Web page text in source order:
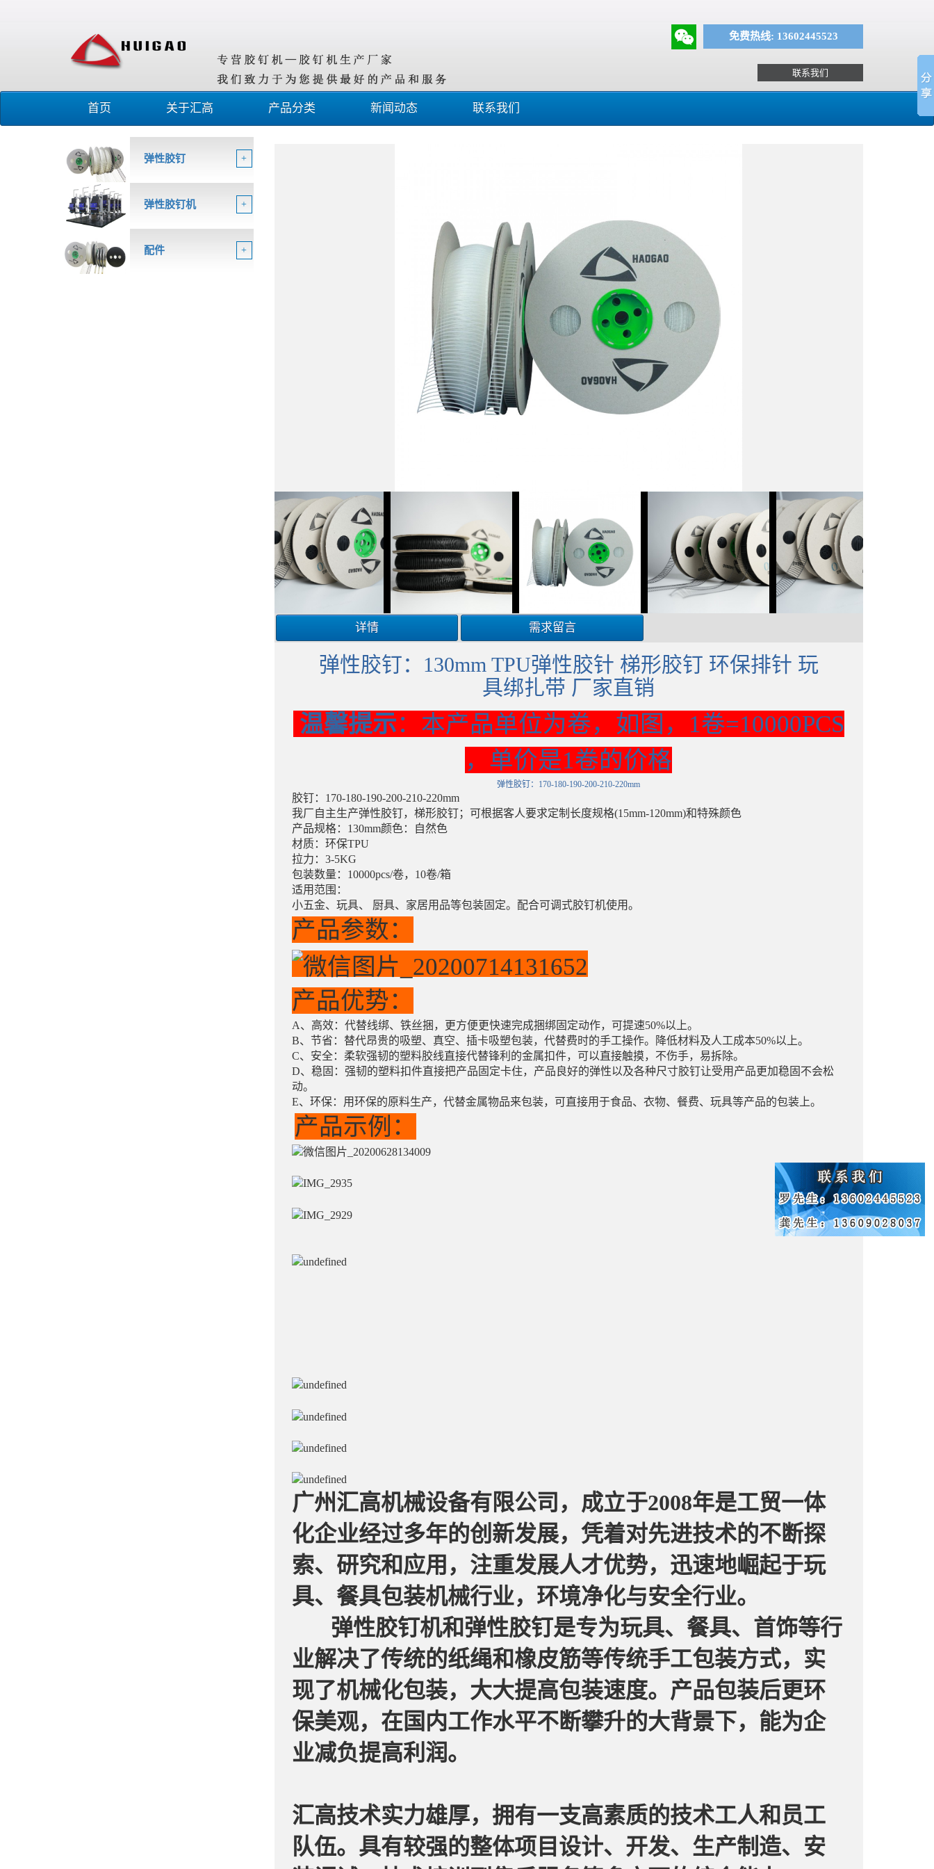
免费热线: 13602445523
联系我们
首页 关于汇高 产品分类 新闻动态 联系我们
弹性胶钉 +
弹性胶钉机 +
配件 +
详情 需求留言
弹性胶钉：130mm TPU弹性胶针 梯形胶钉 环保排针 玩
具绑扎带 厂家直销
温馨提示：本产品单位为卷，如图，1卷=10000PCS
，单价是1卷的价格
弹性胶钉：170-180-190-200-210-220mm
胶钉： 170-180-190-200-210-220mm
我厂自主生产弹性胶钉，梯形胶钉；可根据客人要求定制长度规格(15mm-120mm)和特殊颜色
产品规格：130mm颜色：自然色
材质：环保TPU
拉力： 3-5KG
包装数量： 10000pcs/卷， 10卷/箱
适用范围：
小五金、玩具、
厨具、家居用品等包装固定。配合可调式胶钉机使用。
产品参数：
产品优势：
A、高效：代替线绑、铁丝捆，更方便更快速完成捆绑固定动作，可提速50%以上。
B、节省：替代昂贵的吸塑、真空、插卡吸塑包装，代替费时的手工操作。降低材料及人工成本50%以上。
C、安全：柔软强韧的塑料胶线直接代替锋利的金属扣件，可以直接触摸，不伤手，易拆除。
D、稳固：强韧的塑料扣件直接把产品固定卡住，产品良好的弹性以及各种尺寸胶钉让受用产品更加稳固不会松
动。
E、环保：用环保的原料生产，代替金属物品来包装，可直接用于食品、衣物、餐费、玩具等产品的包装上。
产品示例：
广州汇高机械设备有限公司，成立于2008年是工贸一体
化企业经过多年的创新发展，凭着对先进技术的不断探
索、研究和应用，注重发展人才优势，迅速地崛起于玩
具、餐具包装机械行业，环境净化与安全行业。
弹性胶钉机和弹性胶钉是专为玩具、餐具、首饰等行
业解决了传统的纸绳和橡皮筋等传统手工包装方式，实
现了机械化包装，大大提高包装速度。产品包装后更环
保美观，在国内工作水平不断攀升的大背景下，能为企
业减负提高利润。
汇高技术实力雄厚，拥有一支高素质的技术工人和员工
队伍。具有较强的整体项目设计、开发、生产制造、安